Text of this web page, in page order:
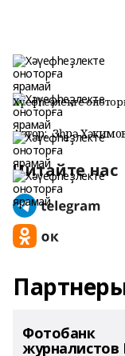
Хәүефһеҙлекте
Автор: Зөһрә
Читайте нас
Фотобанк
журналистов